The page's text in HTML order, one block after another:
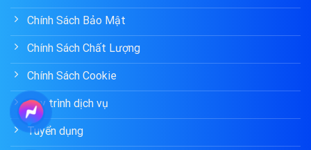
Chính Sách Bảo Mật
Chính Sách Chất Lượng
Chính Sách Cookie
Quy trình dịch vụ
Tuyển dụng